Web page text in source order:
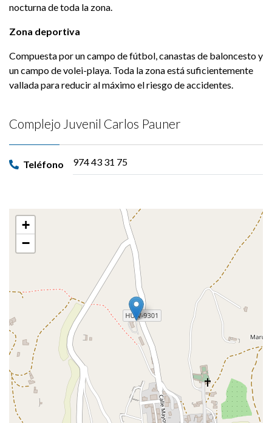
nocturna de toda la zona.
Zona deportiva
Compuesta por un campo de fútbol, canastas de baloncesto y
un campo de volei-playa. Toda la zona está suficientemente
vallada para reducir al máximo el riesgo de accidentes.
Complejo Juvenil Carlos Pauner
Teléfono 974 43 31 75
+
−